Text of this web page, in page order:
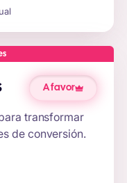
A favor
transformar
de conversión.